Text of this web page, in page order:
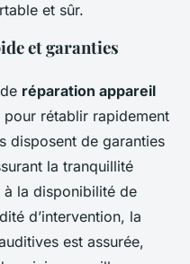
et sûr.
et garanties
réparation appareil
pour rétablir rapidement
disposent de garanties
la tranquillité
à la disponibilité de
d’intervention, la
est assurée,